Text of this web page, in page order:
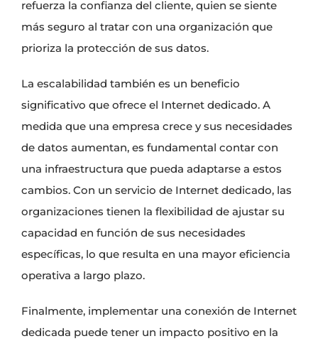
refuerza la confianza del cliente, quien se siente
más seguro al tratar con una organización que
prioriza la protección de sus datos.
La escalabilidad también es un beneficio
significativo que ofrece el Internet dedicado. A
medida que una empresa crece y sus necesidades
de datos aumentan, es fundamental contar con
una infraestructura que pueda adaptarse a estos
cambios. Con un servicio de Internet dedicado, las
organizaciones tienen la flexibilidad de ajustar su
capacidad en función de sus necesidades
específicas, lo que resulta en una mayor eficiencia
operativa a largo plazo.
Finalmente, implementar una conexión de Internet
dedicada puede tener un impacto positivo en la